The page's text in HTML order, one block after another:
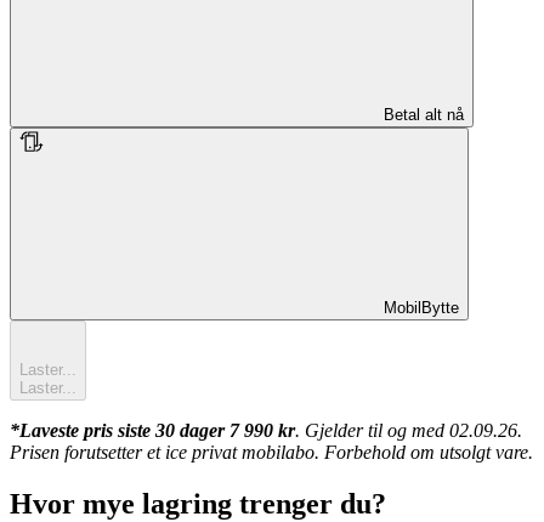
Betal alt nå
MobilBytte
Laster...
Laster...
*Laveste pris siste 30 dager 7 990 kr. Gjelder til og med 02.09.26.
Prisen forutsetter et ice privat mobilabo. Forbehold om utsolgt vare.
Hvor mye lagring trenger du?